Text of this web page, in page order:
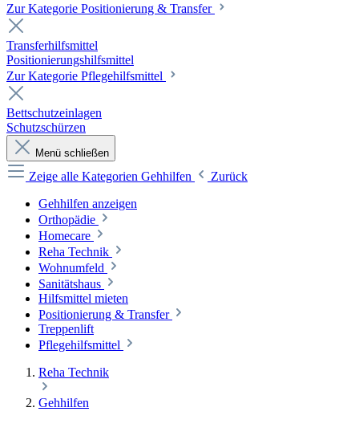
Zur Kategorie Positionierung & Transfer
Transferhilfsmittel
Positionierungshilfsmittel
Zur Kategorie Pflegehilfsmittel
Bettschutzeinlagen
Schutzschürzen
Menü schließen
Zeige alle Kategorien Gehhilfen
Zurück
Gehhilfen anzeigen
Orthopädie
Homecare
Reha Technik
Wohnumfeld
Sanitätshaus
Hilfsmittel mieten
Positionierung & Transfer
Treppenlift
Pflegehilfsmittel
Reha Technik
Gehhilfen